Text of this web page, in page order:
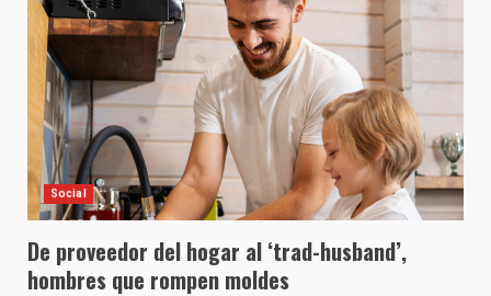
Social
De proveedor del hogar al ‘trad-husband’,
hombres que rompen moldes